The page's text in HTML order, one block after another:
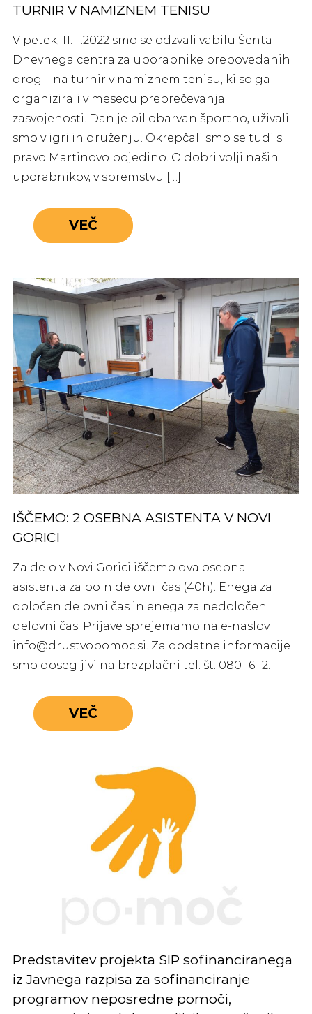
TURNIR V NAMIZNEM TENISU
V petek, 11.11.2022 smo se odzvali vabilu Šenta –
Dnevnega centra za uporabnike prepovedanih
drog – na turnir v namiznem tenisu, ki so ga
organizirali v mesecu preprečevanja
zasvojenosti. Dan je bil obarvan športno, uživali
smo v igri in druženju. Okrepčali smo se tudi s
pravo Martinovo pojedino. O dobri volji naših
uporabnikov, v spremstvu […]
VEČ
IŠČEMO: 2 OSEBNA ASISTENTA V NOVI
GORICI
Za delo v Novi Gorici iščemo dva osebna
asistenta za poln delovni čas (40h). Enega za
določen delovni čas in enega za nedoločen
delovni čas. Prijave sprejemamo na e-naslov
info@drustvopomoc.si. Za dodatne informacije
smo dosegljivi na brezplačni tel. št. 080 16 12.
VEČ
Predstavitev projekta SIP sofinanciranega
iz Javnega razpisa za sofinanciranje
programov neposredne pomoči,